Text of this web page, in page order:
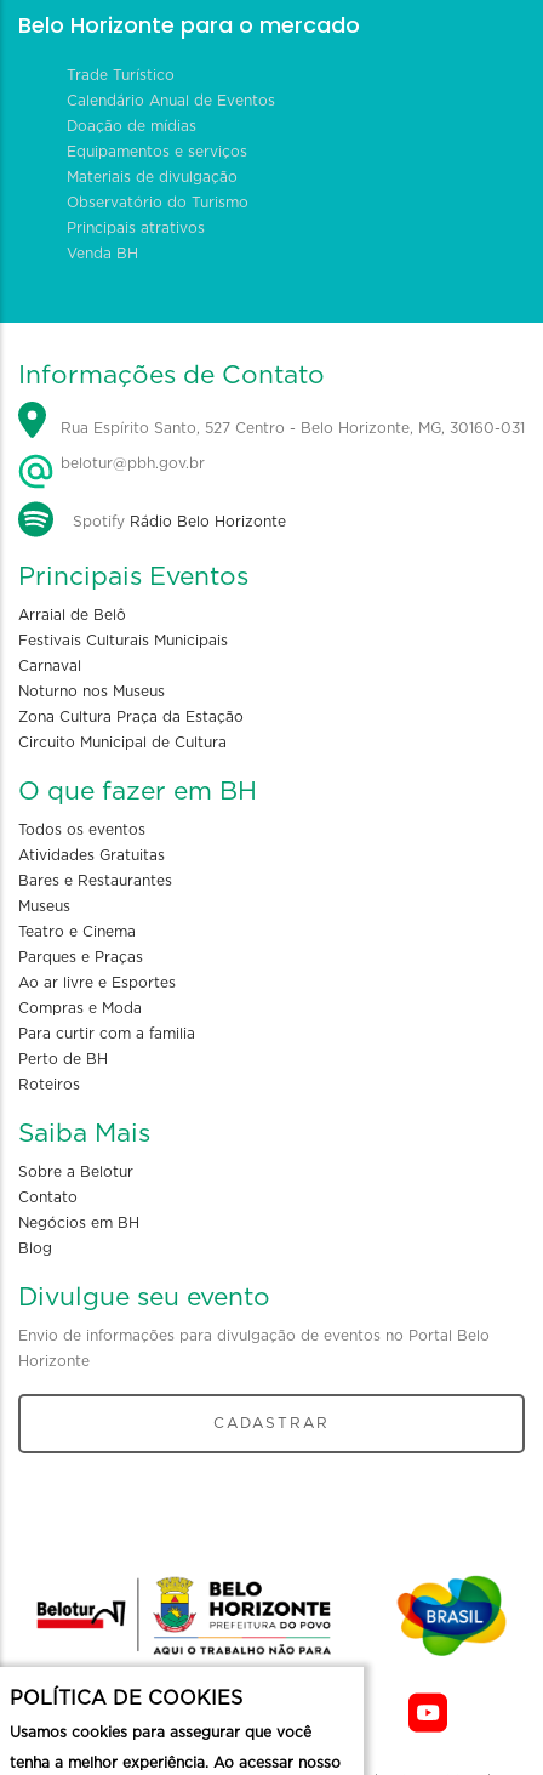
Belo Horizonte para o mercado
Trade Turístico
Calendário Anual de Eventos
Doação de mídias
Equipamentos e serviços
Materiais de divulgação
Observatório do Turismo
Principais atrativos
Venda BH
Informações de Contato
Rua Espírito Santo, 527 Centro - Belo Horizonte, MG, 30160-031
belotur@pbh.gov.br
Spotify Rádio Belo Horizonte
Principais Eventos
Arraial de Belô
Festivais Culturais Municipais
Carnaval
Noturno nos Museus
Zona Cultura Praça da Estação
Circuito Municipal de Cultura
O que fazer em BH
Todos os eventos
Atividades Gratuitas
Bares e Restaurantes
Museus
Teatro e Cinema
Parques e Praças
Ao ar livre e Esportes
Compras e Moda
Para curtir com a familia
Perto de BH
Roteiros
Saiba Mais
Sobre a Belotur
Contato
Negócios em BH
Blog
Divulgue seu evento
Envio de informações para divulgação de eventos no Portal Belo
Horizonte
CADASTRAR
POLÍTICA DE COOKIES
Usamos cookies para assegurar que você
tenha a melhor experiência. Ao acessar nosso